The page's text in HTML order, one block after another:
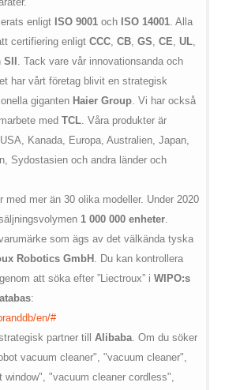
enligt ISO 9001 och ISO 14001. Alla
certifiering enligt CCC, CB, GS, CE, UL,
SII . Tack vare vår innovationsanda och
har vårt företag blivit en strategisk
giganten Haier Group. Vi har också
med TCL. Våra produkter är
Kanada, Europa, Australien, Japan,
Sydostasien och andra länder och
med mer än 30 olika modeller. Under 2020
1 000 000 enheter.
som ägs av det välkända tyska
Robotics GmbH . Du kan kontrollera
att söka efter ”Liectroux” i WIPO:s
:
en/#
partner till Alibaba. Om du söker
vacuum cleaner", "vacuum cleaner",
window", "vacuum cleaner cordless",